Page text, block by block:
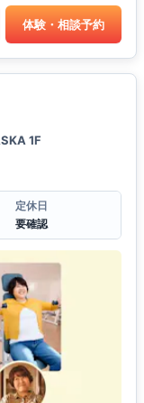
体験・相談予約
1F
定休日
要確認